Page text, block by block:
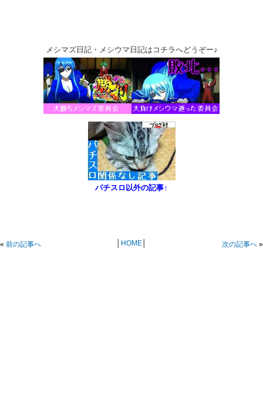
メシマズ日記・メシウマ日記はコチラへどうぞー♪
パチスロ以外の記事↑
« 前の記事へ HOME│ 次の記事へ »